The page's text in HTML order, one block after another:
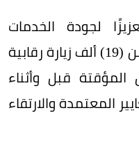
لجودة الخدمات
المقدمة، نفذت الوزارة أكثر من (19) ألف زيارة رقابية
قبل وأثناء
المعتمدة والارتقاء